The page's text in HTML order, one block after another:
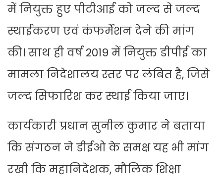
में नियुक्त हुए पीटीआई को जल्द से जल्द
स्थाईकरण एवं कंफर्मेशन देने की मांग
की। साथ ही वर्ष 2019 में नियुक्त डीपीई का
मामला निदेशालय स्तर पर लंबित है, जिसे
जल्द सिफारिश कर स्थाई किया जाए।
कार्यकारी प्रधान सुनील कुमार ने बताया
कि संगठन ने डीईओ के समक्ष यह भी मांग
रखी कि महानिदेशक, मौलिक शिक्षा